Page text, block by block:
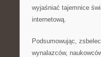
wyjaśniać tajemnice
internetową.
Podsumowując,
wynalazców,